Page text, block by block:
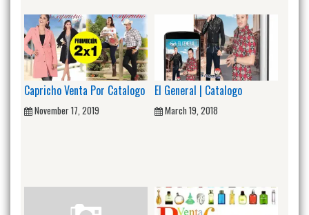
Capricho Venta Por Catalogo
November 17, 2019
El General | Catalogo
March 19, 2018